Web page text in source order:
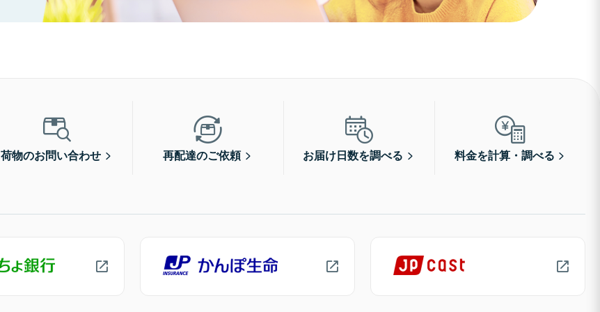
荷物のお問い合わせ 再配達のご依頼 お届け日数を調べる 料金を計算・調べる